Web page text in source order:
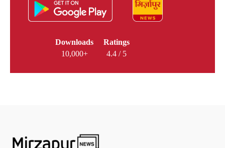
Downloads
10,000+
Ratings
4.4 / 5